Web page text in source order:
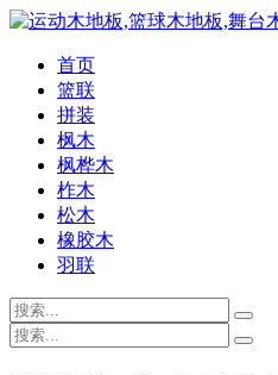
首页
篮联
拼装
枫木
枫桦木
柞木
松木
橡胶木
羽联